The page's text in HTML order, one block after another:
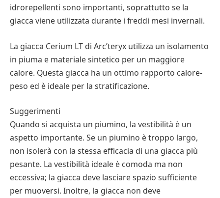
idrorepellenti sono importanti, soprattutto se la
giacca viene utilizzata durante i freddi mesi invernali.
La giacca Cerium LT di Arc’teryx utilizza un isolamento
in piuma e materiale sintetico per un maggiore
calore. Questa giacca ha un ottimo rapporto calore-
peso ed è ideale per la stratificazione.
Suggerimenti
Quando si acquista un piumino, la vestibilità è un
aspetto importante. Se un piumino è troppo largo,
non isolerà con la stessa efficacia di una giacca più
pesante. La vestibilità ideale è comoda ma non
eccessiva; la giacca deve lasciare spazio sufficiente
per muoversi. Inoltre, la giacca non deve